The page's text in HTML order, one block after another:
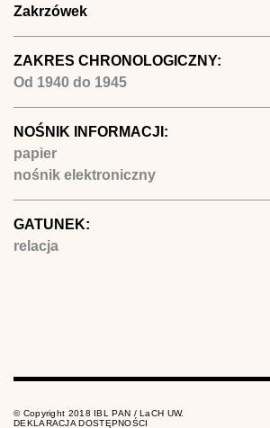
Zakrzówek
ZAKRES CHRONOLOGICZNY:
Od 1940 do 1945
NOŚNIK INFORMACJI:
papier
nośnik elektroniczny
GATUNEK:
relacja
© Copyright 2018 IBL PAN / LaCH UW.
DEKLARACJA DOSTĘPNOŚCI